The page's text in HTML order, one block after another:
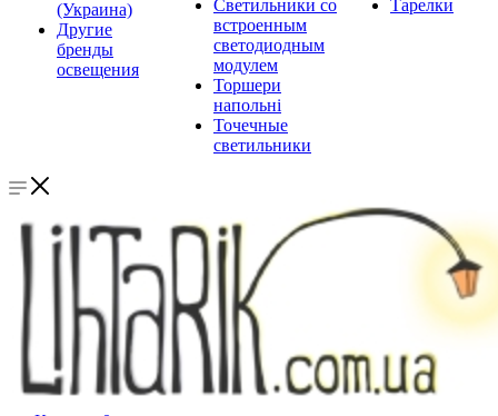
(Украина)
Другие
бренды
освещения
Светильники со
встроенным
светодиодным
модулем
Торшери
напольні
Точечные
светильники
Тарелки